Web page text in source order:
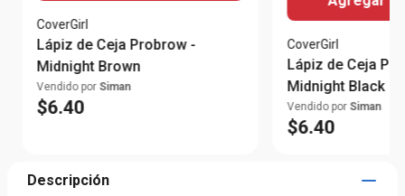
CoverGirl
Lápiz de Ceja Probrow -
Midnight Brown
Vendido por Siman
$6.40
CoverGirl
Lápiz de Ceja
Midnight Black
Vendido por Siman
$6.40
Descripción